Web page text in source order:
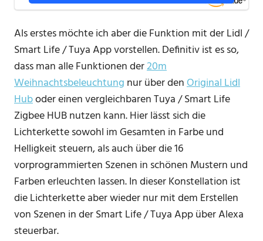
Als erstes möchte ich aber die Funktion mit der Lidl /
Smart Life / Tuya App vorstellen. Definitiv ist es so,
dass man alle Funktionen der20m
Weihnachtsbeleuchtung nur über denOriginal Lidl
Huboder einen vergleichbaren Tuya / Smart Life
Zigbee HUB nutzen kann. Hier lässt sich die
Lichterkette sowohl im Gesamten in Farbe und
Helligkeit steuern, als auch über die 16
vorprogrammierten Szenen in schönen Mustern und
Farben erleuchten lassen. In dieser Konstellation ist
die Lichterkette aber wieder nur mit dem Erstellen
von Szenen in der Smart Life / Tuya App über Alexa
steuerbar.